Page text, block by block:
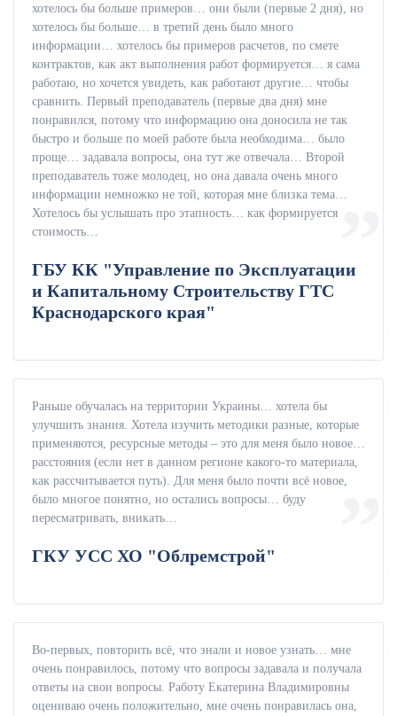
хотелось бы больше примеров… они были (первые 2 дня), но
хотелось бы больше… в третий день было много
информации… хотелось бы примеров расчетов, по смете
контрактов, как акт выполнения работ формируется… я сама
работаю, но хочется увидеть, как работают другие… чтобы
сравнить. Первый преподаватель (первые два дня) мне
понравился, потому что информацию она доносила не так
быстро и больше по моей работе была необходима… было
проще… задавала вопросы, она тут же отвечала… Второй
преподаватель тоже молодец, но она давала очень много
информации немножко не той, которая мне близка тема…
Хотелось бы услышать про этапность… как формируется
стоимость…
ГБУ КК "Управление по Эксплуатации
и Капитальному Строительству ГТС
Краснодарского края"
Раньше обучалась на территории Украины… хотела бы
улучшить знания. Хотела изучить методики разные, которые
применяются, ресурсные методы – это для меня было новое…
расстояния (если нет в данном регионе какого-то материала,
как рассчитывается путь). Для меня было почти всё новое,
было многое понятно, но остались вопросы… буду
пересматривать, вникать…
ГКУ УСС ХО "Облремстрой"
Во-первых, повторить всё, что знали и новое узнать… мне
очень понравилось, потому что вопросы задавала и получала
ответы на свои вопросы. Работу Екатерина Владимировны
оцениваю очень положительно, мне очень понравилась она,